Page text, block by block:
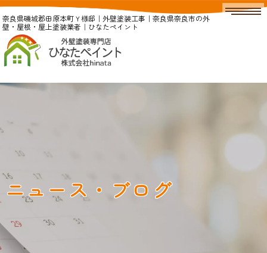
奈良県磯城郡田原本町Ｙ様邸｜外壁塗装工事｜奈良県奈良市の外
壁・屋根・屋上塗装業者｜ひなたペイント
ニュース・ブログ